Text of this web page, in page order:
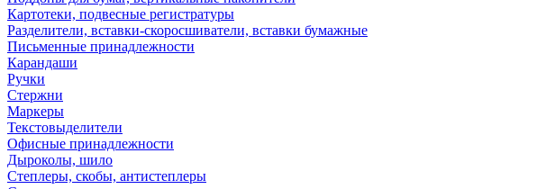
Картотеки, подвесные регистратуры
Разделители, вставки-скоросшиватели, вставки бумажные
Письменные принадлежности
Карандаши
Ручки
Стержни
Маркеры
Текстовыделители
Офисные принадлежности
Дыроколы, шило
Степлеры, скобы, антистеплеры